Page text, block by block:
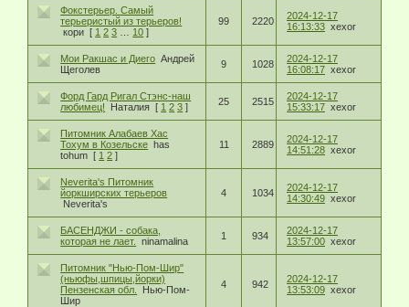
Фокстерьер. Самый
терьеристый из терьеров!
кори [ 1 2 3 10 ]
99 2220
2024-12-17
16:13:33 xexor
Мои Ракшас и Диего Андрей
Щеголев
9 1028
2024-12-17
16:08:17 xexor
Форд Гард Ригал Стэнс-наш
любимец!
Наталия [ 1 2 3 ] 25 2515
2024-12-17
15:33:17 xexor
Питомник Алабаев Хас
Тохум в Козельске has
tohum [ 1 2 ]
11 2889
2024-12-17
14:51:28 xexor
Neverita's Питомник
йоркширских терьеров
Neverita's
4 1034
2024-12-17
14:30:49 xexor
БАСЕНДЖИ - собака,
которая не лает.
ninamalina 1 934
2024-12-17
13:57:00 xexor
Питомник "Нью-Пом-Шир"
(ньюфы,шпицы,йорки)
Пензенская обл.
Нью-Пом-
Шир
4 942
2024-12-17
13:53:09 xexor